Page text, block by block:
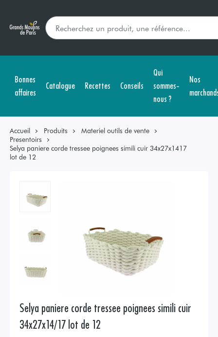
Bonnes
affaires
Catalogue Recettes Conseils
Qui
sommes-
nous ?
Nos
Accueil Produits
Materiel outils de vente
Presentoirs
Selya paniere corde tressee poignees simili cuir 34x27x1417
lot de 12
Selya paniere corde tressee poignees simili cuir
34x27x14/17 lot de 12